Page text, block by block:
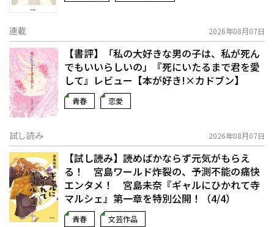
連載 2026年08月07日
【書評】「私の大好きな男の子は、私が死ん
でもいいらしいの」――『死にいたるまで君を愛
して』レビュー【本が好き!×カドブン】
青春 恋愛
試し読み 2026年08月07日
【試し読み】読めばかならず元気がもらえ
る！ 宮島ワールド炸裂の、予測不能の痛快
エンタメ！ 宮島未奈『ギャルにひかれて寺
マルシェ』第一章を特別公開！（4/4）
青春 文芸作品